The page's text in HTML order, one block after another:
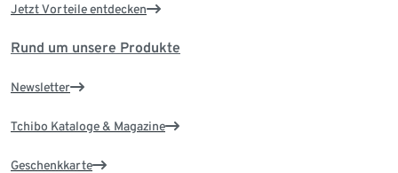
Jetzt Vorteile entdecken
Rund um unsere Produkte
Newsletter
Tchibo Kataloge & Magazine
Geschenkkarte